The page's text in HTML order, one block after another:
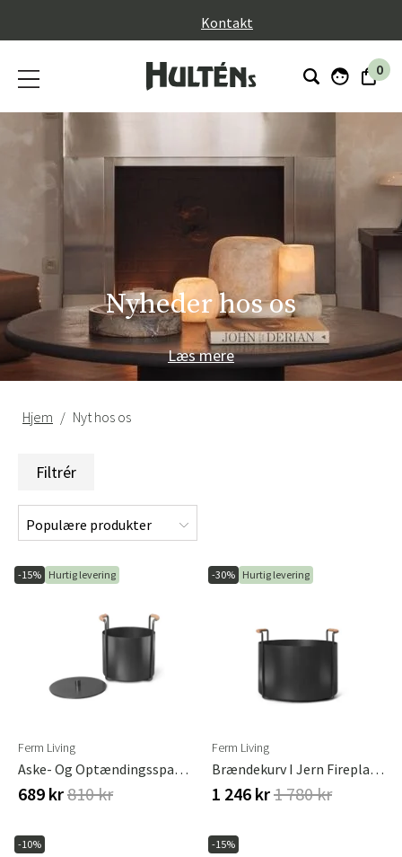
Kontakt
0
Nyheder hos os
Læs mere
Hjem Nyt hos os
Filtrér
-15% Hurtig levering
Ferm Living
Aske- Og Optændingsspand Port
689 kr810 kr
-30% Hurtig levering
Ferm Living
Brændekurv I Jern Fireplace Port
1 246 kr1 780 kr
-10% -15%